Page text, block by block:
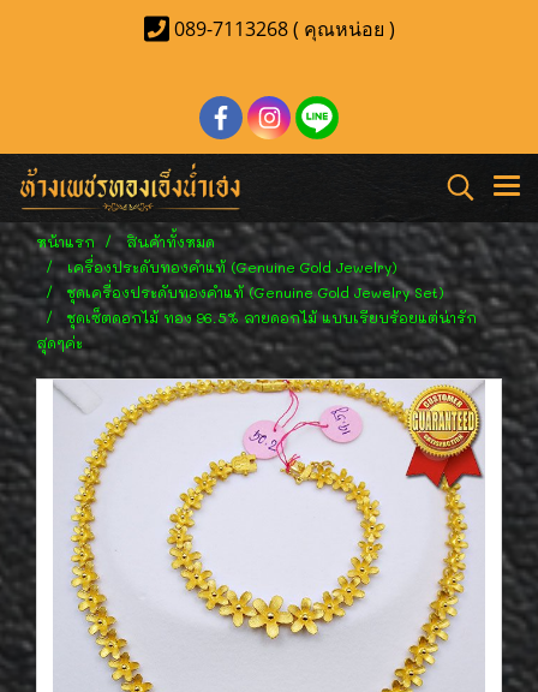
089-7113268 ( คุณหน่อย )
หน้าแรก
สินค้าทั้งหมด
เครื่องประดับทองคำแท้ (Genuine Gold Jewelry)
ชุดเครื่องประดับทองคำแท้ (Genuine Gold Jewelry Set)
ชุดเซ็ตดอกไม้ ทอง 96.5% ลายดอกไม้ แบบเรียบร้อยแต่น่ารัก
สุดๆค่ะ